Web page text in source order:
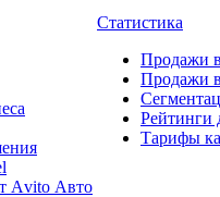
Аvito Авто
Статистика
Продажи
Продажи
Рейтинги
Тарифы